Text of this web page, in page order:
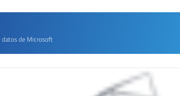
datos de Microsoft